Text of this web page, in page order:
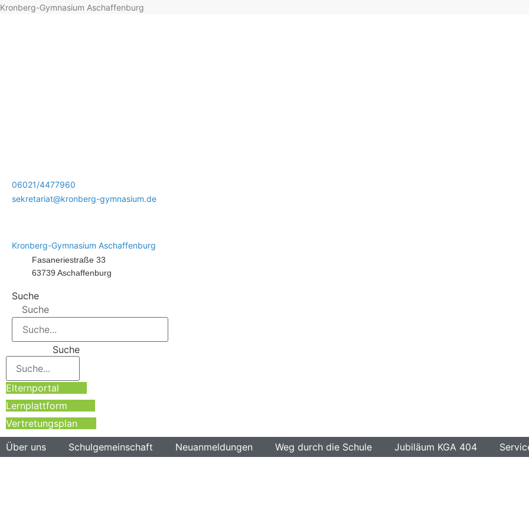
Kronberg-Gymnasium Aschaffenburg
06021/4477960
sekretariat@kronberg-gymnasium.de
Kronberg-Gymnasium Aschaffenburg
Fasaneriestraße 33
63739 Aschaffenburg
Suche
Suche
Suche
Elternportal
Lernplattform
Vertretungsplan
Über uns
Schulgemeinschaft Neuanmeldungen Weg durch die Schule Jubiläum KGA 404